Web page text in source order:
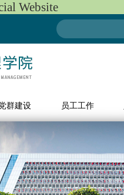
Website
群建设 员工工作